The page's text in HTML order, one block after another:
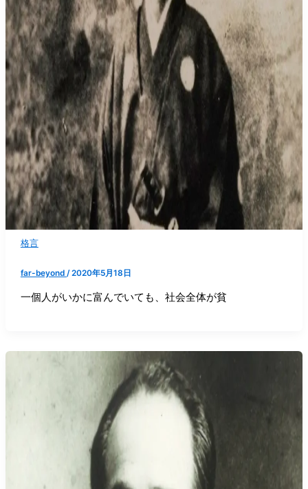
格言
far-beyond /2020年5月18日
一個人がいかに富んでいても、社会全体が貧